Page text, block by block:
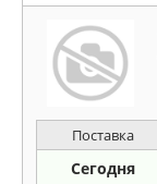
Поставка
Сегодня